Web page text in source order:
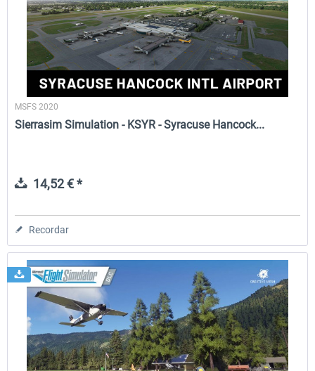
MSFS 2020
Sierrasim Simulation - KSYR - Syracuse Hancock...
14,52 € *
Recordar